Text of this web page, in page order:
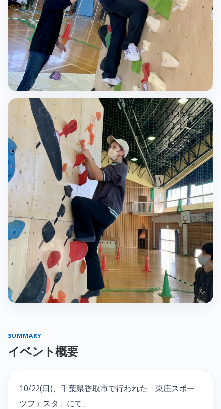
SUMMARY
イベント概要
10/22(日)、千葉県香取市で行われた「東庄スポー
ツフェスタ」にて、